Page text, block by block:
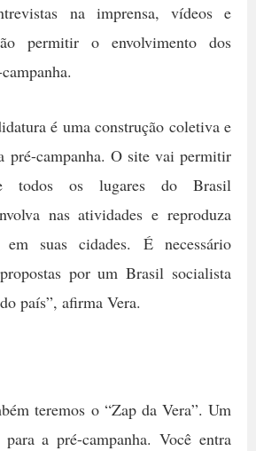
na imprensa, vídeos e
permitir o envolvimento dos
é uma construção coletiva e
pré-campanha. O site vai permitir
todos os lugares do Brasil
nas atividades e reproduza
em suas cidades. É necessário
por um Brasil socialista
país”, afirma Vera.
teremos o “Zap da Vera”. Um
a pré-campanha. Você entra